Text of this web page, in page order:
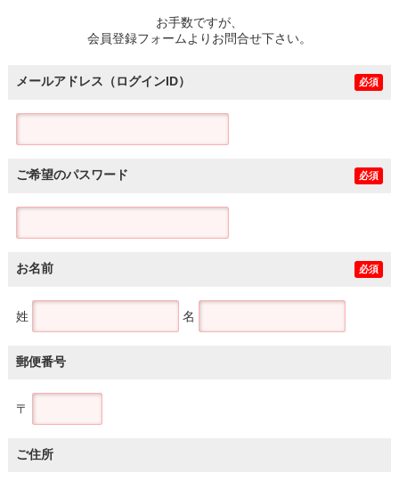
お手数ですが、
会員登録フォームよりお問合せ下さい。
メールアドレス（ログインID） 必須
ご希望のパスワード 必須
お名前 必須
姓 名
郵便番号
〒
ご住所